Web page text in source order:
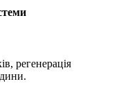
регенерація